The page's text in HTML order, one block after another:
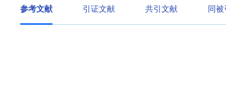
参考文献 引证文献 共引文献 同